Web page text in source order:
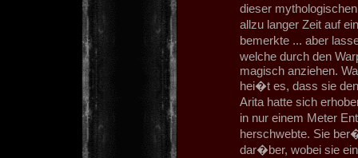
dieser
allzu langer Zeit auf
bemerkte ... aber
welche durch den
magisch anziehen.
hei�t es, dass sie
Arita hatte sich
in nur einem Meter
herschwebte. Sie
dar�ber, wobei sie